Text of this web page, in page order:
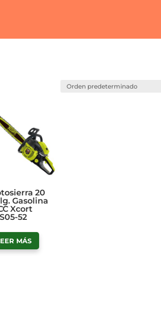
20
Gasolina
Xcort
52
MÁS